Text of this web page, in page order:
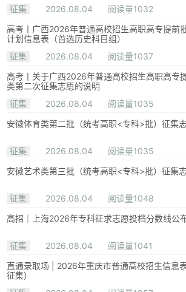
征集
2026.08.04
阅读量1032
高考丨广西2026年普通高校招生高职高专提前
计划信息表（首选历史科目组）
征集
2026.08.04
阅读量1037
高考丨关于广西2026年普通高校招生高职高专
类第二次征集志愿的说明
征集
2026.08.04
阅读量1035
安徽体育类第二批（统考高职<专科>批）征集
征集 2026.08.04
阅读量1035
安徽艺术类第三批（统考高职<专科>批）征集
征集 2026.08.04
阅读量1048
高招｜上海2026年专科征求志愿投档分数线公
征集 2026.08.04
阅读量1041
直通录取场 | 2026年重庆市普通高校招生信息
征集）